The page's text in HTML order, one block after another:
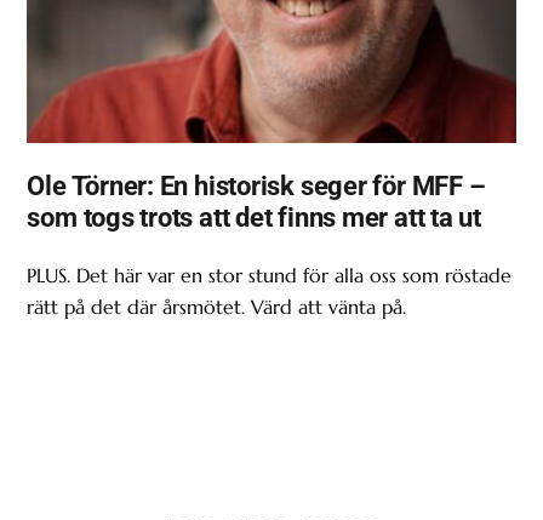
Ole Törner: En historisk seger för MFF –
som togs trots att det finns mer att ta ut
PLUS. Det här var en stor stund för alla oss som röstade
rätt på det där årsmötet. Värd att vänta på.